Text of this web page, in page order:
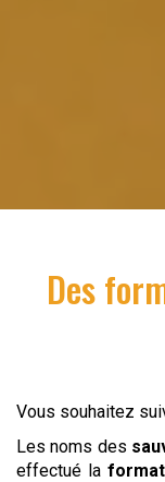
Des
Vous souhaitez
Les noms des
effectué la